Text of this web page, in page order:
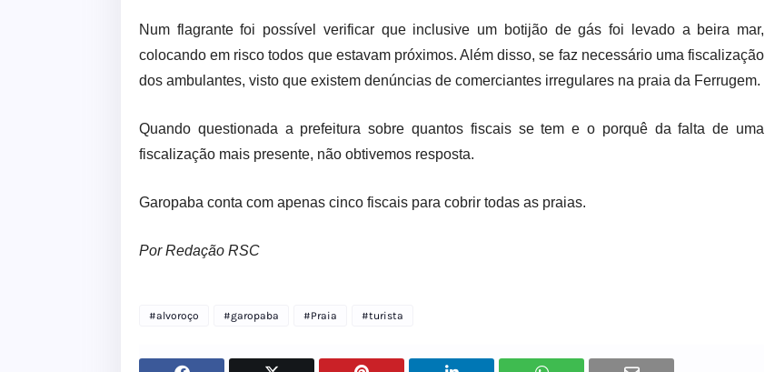
Num flagrante foi possível verificar que inclusive um botijão de gás foi levado a beira mar,
colocando em risco todos que estavam próximos. Além disso, se faz necessário uma fiscalização
dos ambulantes, visto que existem denúncias de comerciantes irregulares na praia da Ferrugem.
Quando questionada a prefeitura sobre quantos fiscais se tem e o porquê da falta de uma
fiscalização mais presente, não obtivemos resposta.
Garopaba conta com apenas cinco fiscais para cobrir todas as praias.
Por Redação RSC
#alvoroço #garopaba #Praia #turista